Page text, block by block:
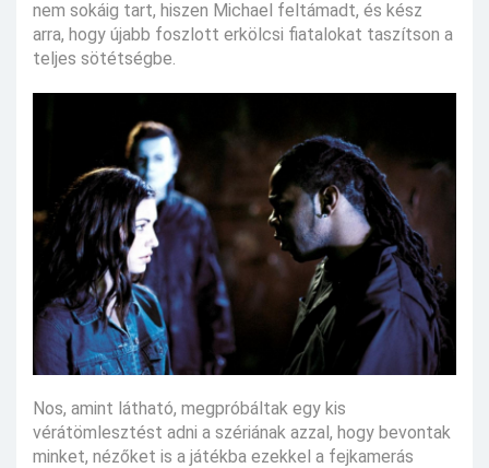
nem sokáig tart, hiszen Michael feltámadt, és kész
arra, hogy újabb foszlott erkölcsi fiatalokat taszítson a
teljes sötétségbe.
Nos, amint látható, megpróbáltak egy kis
vérátömlesztést adni a szériának azzal, hogy bevontak
minket, nézőket is a játékba ezekkel a fejkamerás